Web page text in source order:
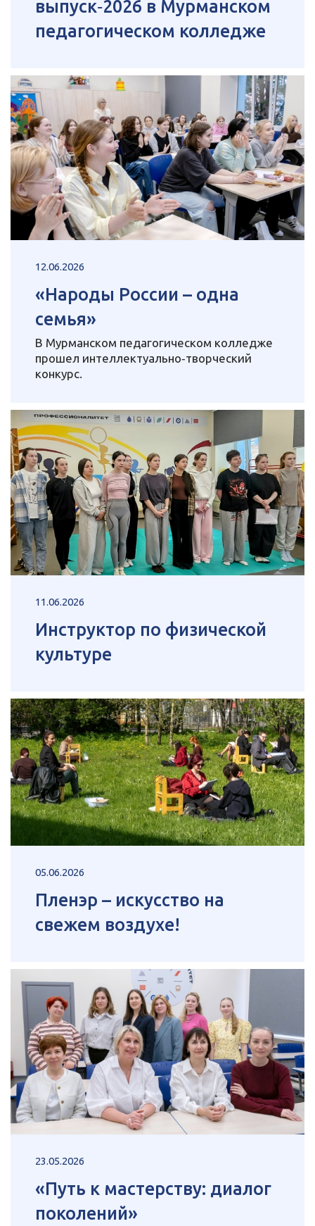
выпуск‑2026 в Мурманском
педагогическом колледже
12.06.2026
«Народы России – одна
семья»
В Мурманском педагогическом колледже
прошел интеллектуально‑творческий
конкурс.
11.06.2026
Инструктор по физической
культуре
05.06.2026
Пленэр – искусство на
свежем воздухе!
23.05.2026
«Путь к мастерству: диалог
поколений»